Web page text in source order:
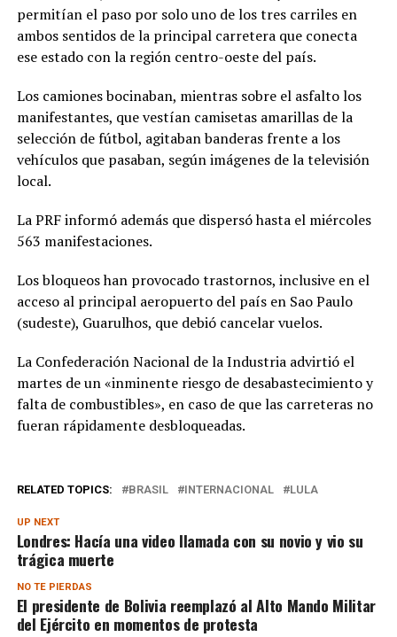
permitían el paso por solo uno de los tres carriles en
ambos sentidos de la principal carretera que conecta
ese estado con la región centro-oeste del país.
Los camiones bocinaban, mientras sobre el asfalto los
manifestantes, que vestían camisetas amarillas de la
selección de fútbol, agitaban banderas frente a los
vehículos que pasaban, según imágenes de la televisión
local.
La PRF informó además que dispersó hasta el miércoles
563 manifestaciones.
Los bloqueos han provocado trastornos, inclusive en el
acceso al principal aeropuerto del país en Sao Paulo
(sudeste), Guarulhos, que debió cancelar vuelos.
La Confederación Nacional de la Industria advirtió el
martes de un «inminente riesgo de desabastecimiento y
falta de combustibles», en caso de que las carreteras no
fueran rápidamente desbloqueadas.
RELATED TOPICS: BRASIL INTERNACIONAL LULA
UP NEXT
Londres: Hacía una video llamada con su novio y vio su
trágica muerte
NO TE PIERDAS
El presidente de Bolivia reemplazó al Alto Mando Militar
del Ejército en momentos de protesta